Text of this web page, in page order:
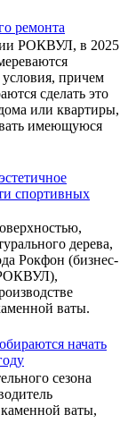
ремонта
РОКВУЛ, в 2025
причем
сделать это
или квартиры,
имеющуюся
спортивных
дерева,
Рокфон (бизнес-
ваты.
начать
сезона
ваты,